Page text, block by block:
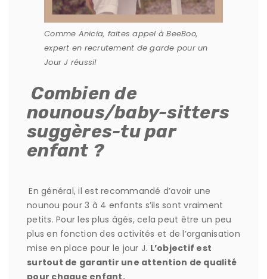
Comme Anicia, faites appel à BeeBoo,
expert en recrutement de garde pour un
Jour J réussi!
Combien de
nounous/baby-sitters
suggères-tu par
enfant ?
En général, il est recommandé d’avoir une
nounou pour 3 à 4 enfants s’ils sont vraiment
petits. Pour les plus âgés, cela peut être un peu
plus en fonction des activités et de l’organisation
mise en place pour le jour J. L’objectif est
surtout de garantir une attention de qualité